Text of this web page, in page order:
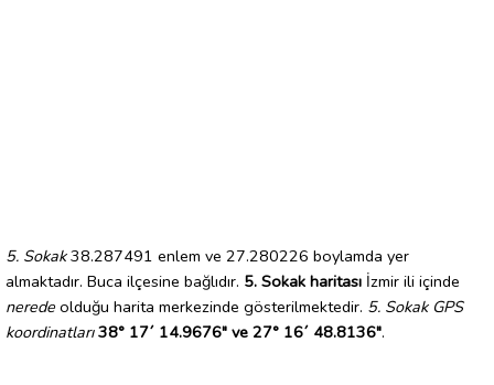
5. Sokak38.287491 enlem ve 27.280226 boylamda yer
almaktadır. Buca ilçesine bağlıdır. 5. Sokak haritası İzmir ili içinde
nerede olduğu harita merkezinde gösterilmektedir. 5. Sokak GPS
koordinatları 38° 17´ 14.9676" ve 27° 16´ 48.8136".